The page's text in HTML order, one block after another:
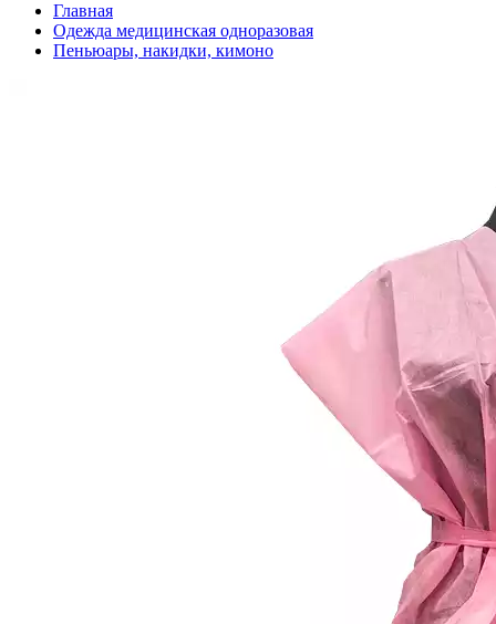
Главная
Одежда медицинская одноразовая
Пеньюары, накидки, кимоно